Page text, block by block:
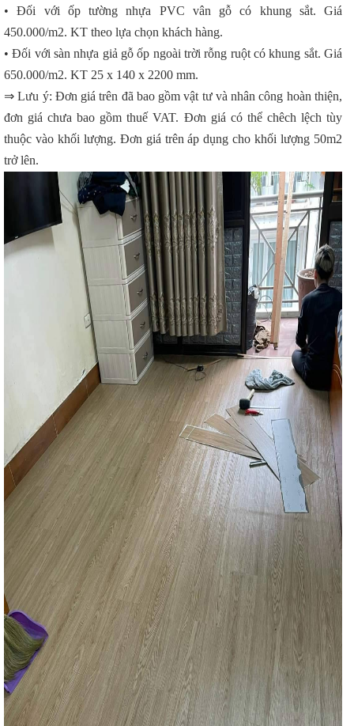
• Đối với ốp tường nhựa PVC vân gỗ có khung sắt. Giá
450.000/m2. KT theo lựa chọn khách hàng.
• Đối với sàn nhựa giả gỗ ốp ngoài trời rỗng ruột có khung sắt. Giá
650.000/m2. KT 25 x 140 x 2200 mm.
⇒ Lưu ý: Đơn giá trên đã bao gồm vật tư và nhân công hoàn thiện,
đơn giá chưa bao gồm thuế VAT. Đơn giá có thể chêch lệch tùy
thuộc vào khối lượng. Đơn giá trên áp dụng cho khối lượng 50m2
trở lên.